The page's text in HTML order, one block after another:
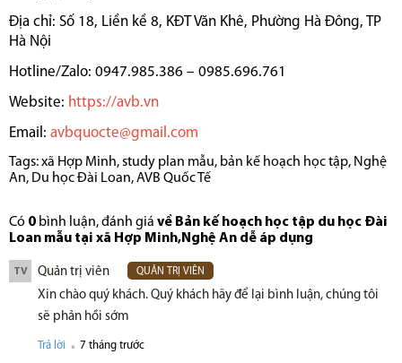
Địa chỉ: Số 18, Liền kề 8, KĐT Văn Khê, Phường Hà Đông, TP
Hà Nội
Hotline/Zalo: 0947.985.386 – 0985.696.761
Website: https://avb.vn
Email: avbquocte@gmail.com
Tags:xã Hợp Minh,study plan mẫu, bản kế hoạch học tập, Nghệ
An, Du học Đài Loan,AVB Quốc Tế
Có 0 bình luận, đánh giá về Bản kế hoạch học tập du học Đài
Loan mẫu tại xã Hợp Minh,Nghệ An dễ áp dụng
TV Quản trị viên QUẢN TRỊ VIÊN
Xin chào quý khách. Quý khách hãy để lại bình luận, chúng tôi
sẽ phản hồi sớm
Trả lời . 7 tháng trước